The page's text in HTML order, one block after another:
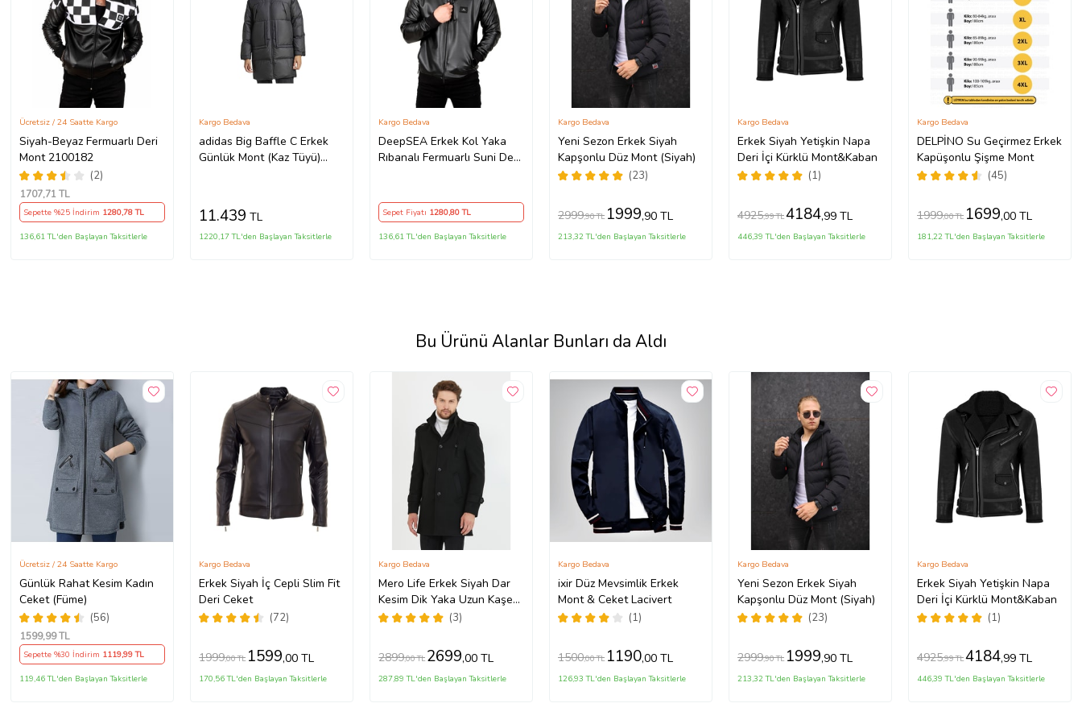
Siyah-Beyaz Fermuarlı Deri
Mont 2100182
(2)
Ücretsiz / 24 Saatte Kargo
1707,71 TL
Sepette %25 İndirim 1280,78 TL
136,61 TL'den Başlayan Taksitlerle
adidas Big Baffle C Erkek
Günlük Mont (Kaz Tüyü)
Kargo Bedava
11.439 TL
1220,17 TL'den Başlayan Taksitlerle
DeepSEA Erkek Kol Yaka
Rıbanalı Fermuarlı Suni Deri
Kargo Bedava
Sepet Fiyatı 1280,80 TL
136,61 TL'den Başlayan Taksitlerle
Yeni Sezon Erkek Siyah
Kapşonlu Düz Mont (Siyah)
(23)
Kargo Bedava
2999,90 TL 1999,90 TL
213,32 TL'den Başlayan Taksitlerle
Erkek Siyah Yetişkin Napa
Deri İçi Kürklü Mont&Kaban
(1)
Kargo Bedava
4925,99 TL4184,99 TL
446,39 TL'den Başlayan Taksitlerle
DELPİNO Su Geçirmez Erkek
Kapüşonlu Şişme Mont
(45)
Kargo Bedava
1999,00 TL 1699,00 TL
181,22 TL'den Başlayan Taksitlerle
Bu Ürünü Alanlar Bunları da Aldı
Günlük Rahat Kesim Kadın
Ceket (Füme)
(56)
Ücretsiz / 24 Saatte Kargo
1599,99 TL
Sepette %30 İndirim 1119,99 TL
119,46 TL'den Başlayan Taksitlerle
Erkek Siyah İç Cepli Slim Fit
Deri Ceket
(72)
Kargo Bedava
1999,00 TL 1599,00 TL
170,56 TL'den Başlayan Taksitlerle
Mero Life Erkek Siyah Dar
Kesim Dik Yaka Uzun Kaşe
Kaban
(3)
Kargo Bedava
2899,00 TL 2699,00 TL
287,89 TL'den Başlayan Taksitlerle
ixir Düz Mevsimlik Erkek
Mont & Ceket Lacivert
(1)
Kargo Bedava
1500,00 TL 1190,00 TL
126,93 TL'den Başlayan Taksitlerle
Yeni Sezon Erkek Siyah
Kapşonlu Düz Mont (Siyah)
(23)
Kargo Bedava
2999,90 TL 1999,90 TL
213,32 TL'den Başlayan Taksitlerle
Erkek Siyah Yetişkin Napa
Deri İçi Kürklü Mont&Kaban
(1)
Kargo Bedava
4925,99 TL4184,99 TL
446,39 TL'den Başlayan Taksitlerle